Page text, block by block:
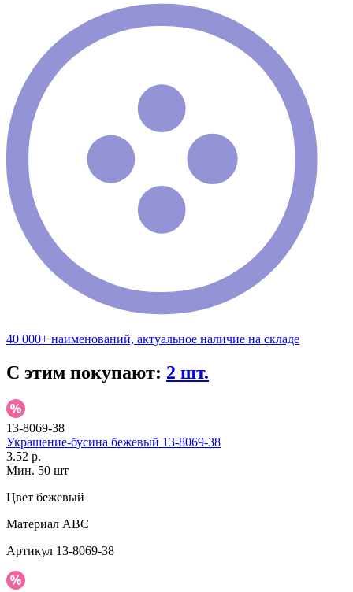
40 000+ наименований, актуальное наличие на складе
С этим покупают: 2 шт.
13-8069-38
Украшение-бусина бежевый 13-8069-38
3.52 р.
Мин. 50 шт
Цвет бежевый
Материал АВС
Артикул 13-8069-38